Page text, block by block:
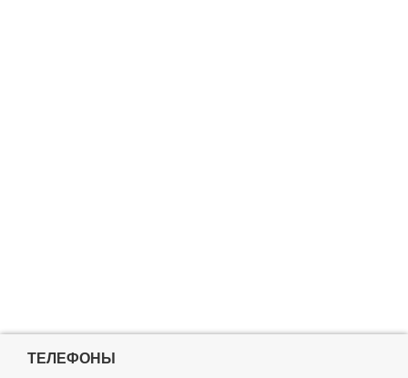
ТЕЛЕФОНЫ